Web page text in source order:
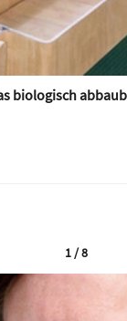
biologisch
1 / 8